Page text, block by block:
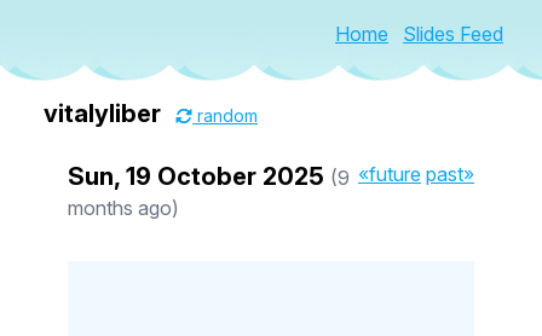
Home Slides Feed
vitalyliber random
«future past»
Sun, 19 October 2025 (9
months ago)